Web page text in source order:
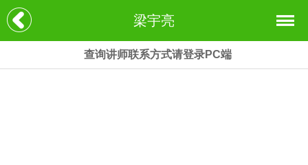
梁宇亮
查询讲师联系方式请登录PC端